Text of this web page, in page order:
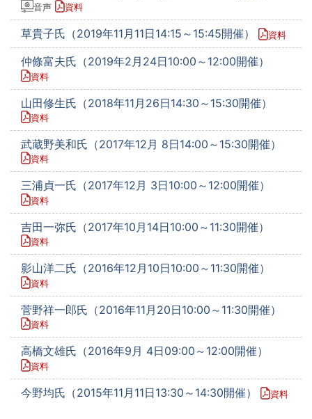
音声 資料
草貴子氏（2019年11月11日14:15～15:45開催） 資料
仲條富夫氏（2019年2月24日10:00～12:00開催）
資料
山田修生氏（2018年11月26日14:30～15:30開催）
資料
武蔵野美和氏（2017年12月 8日14:00～15:30開催）
資料
三浦貞一氏（2017年12月 3日10:00～12:00開催）
資料
吉田一弥氏（2017年10月14日10:00～11:30開催）
資料
影山洋二氏（2016年12月10日10:00～11:30開催）
資料
菅野祥一郎氏（2016年11月20日10:00～11:30開催）
資料
高橋文雄氏（2016年9月 4日09:00～12:00開催）
資料
今野均氏（2015年11月11日13:30～14:30開催） 資料